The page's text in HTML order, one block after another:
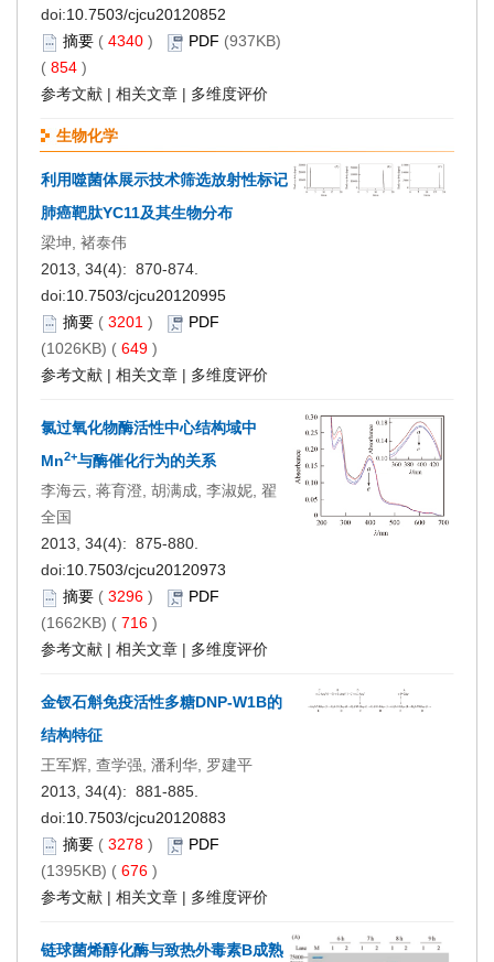
doi:10.7503/cjcu20120852
摘要 ( 4340 ) PDF (937KB)
( 854 )
参考文献 | 相关文章 | 多维度评价
生物化学
利用噬菌体展示技术筛选放射性标记
肺癌靶肽YC11及其生物分布
梁坤, 褚泰伟
2013, 34(4): 870-874.
doi:10.7503/cjcu20120995
摘要 ( 3201 )
PDF
(1026KB) ( 649 )
参考文献 | 相关文章 | 多维度评价
氯过氧化物酶活性中心结构域中
Mn2+与酶催化行为的关系
李海云, 蒋育澄, 胡满成, 李淑妮, 翟
全国
2013, 34(4): 875-880.
doi:10.7503/cjcu20120973
摘要 ( 3296 )
PDF
(1662KB) ( 716 )
参考文献 | 相关文章 | 多维度评价
金钗石斛免疫活性多糖DNP-W1B的
结构特征
王军辉, 查学强, 潘利华, 罗建平
2013, 34(4): 881-885.
doi:10.7503/cjcu20120883
摘要 ( 3278 )
PDF
(1395KB) ( 676 )
参考文献 | 相关文章 | 多维度评价
链球菌烯醇化酶与致热外毒素B成熟